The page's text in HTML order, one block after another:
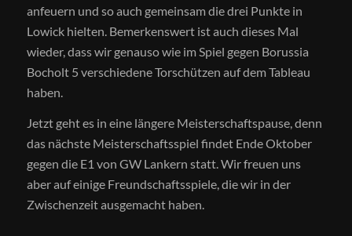
anfeuern und so auch gemeinsam die drei Punkte in
Lowick hielten. Bemerkenswert ist auch dieses Mal
wieder, dass wir genauso wie im Spiel gegen Borussia
Bocholt 5 verschiedene Torschützen auf dem Tableau
haben.
Jetzt geht es in eine längere Meisterschaftspause, denn
das nächste Meisterschaftsspiel findet Ende Oktober
gegen die E1 von GW Lankern statt. Wir freuen uns
aber auf einige Freundschaftsspiele, die wir in der
Zwischenzeit ausgemacht haben.